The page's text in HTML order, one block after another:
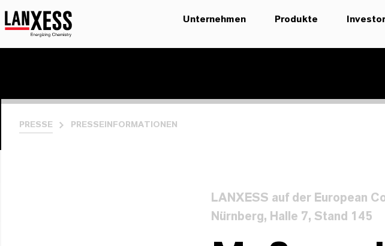
Unternehmen Produkte
PRESSE PRESSEINFORMATIONEN
LANXESS auf der European
Nürnberg, Halle 7, Stand 145